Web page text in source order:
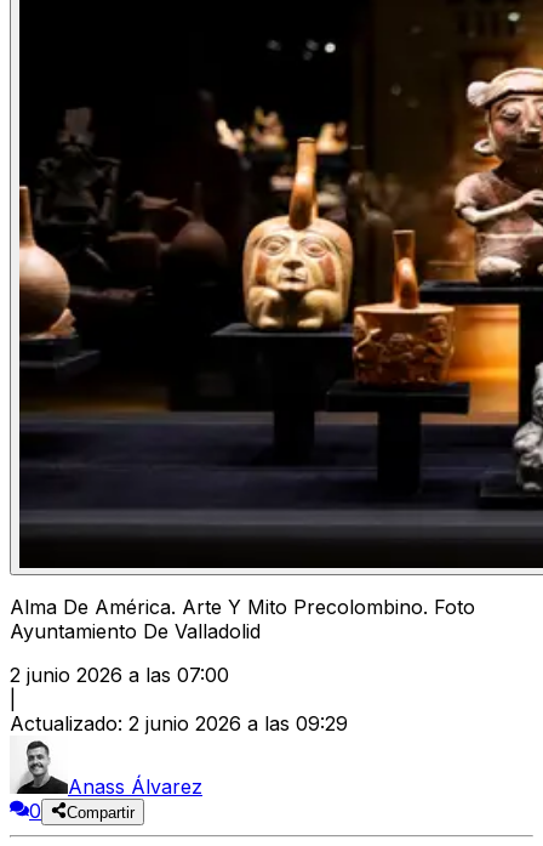
Alma De América. Arte Y Mito Precolombino. Foto
Ayuntamiento De Valladolid
2 junio 2026 a las 07:00
Actualizado: 2 junio 2026 a las 09:29
Anass Álvarez
0
Compartir